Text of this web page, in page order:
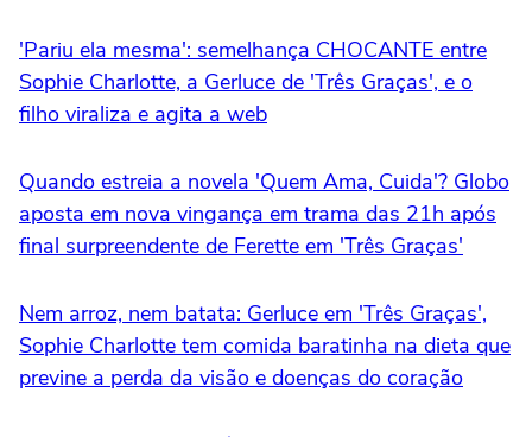
'Pariu ela mesma': semelhança CHOCANTE entre
Sophie Charlotte, a Gerluce de 'Três Graças', e o
filho viraliza e agita a web
Quando estreia a novela 'Quem Ama, Cuida'? Globo
aposta em nova vingança em trama das 21h após
final surpreendente de Ferette em 'Três Graças'
Nem arroz, nem batata: Gerluce em 'Três Graças',
Sophie Charlotte tem comida baratinha na dieta que
previne a perda da visão e doenças do coração